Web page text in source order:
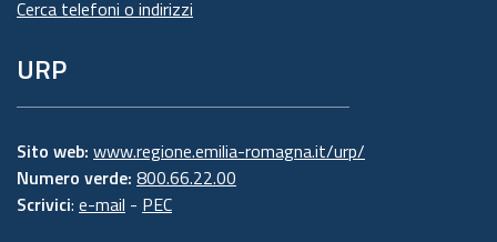
Cerca telefoni o indirizzi
URP
Sito web: www.regione.emilia-romagna.it/urp/
Numero verde: 800.66.22.00
Scrivici: e-mail - PEC